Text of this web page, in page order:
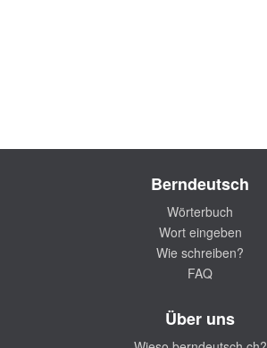
Berndeutsch
Wörterbuch
Wort eingeben
Wie schreiben?
FAQ
Über uns